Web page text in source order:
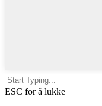
ESC for å lukke